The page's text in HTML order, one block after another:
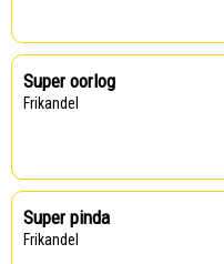
Super oorlog
frikandel
Super pinda
frikandel